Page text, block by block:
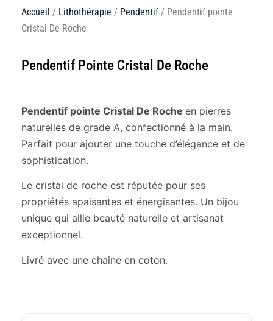
Accueil / Lithothérapie / Pendentif / Pendentif pointe
Cristal De Roche
Pendentif Pointe Cristal De Roche
Pendentif pointe Cristal De Roche en pierres
naturelles de grade A, confectionné à la main.
Parfait pour ajouter une touche d’élégance et de
sophistication.
Le cristal de roche est réputée pour ses
propriétés apaisantes et énergisantes. Un bijou
unique qui allie beauté naturelle et artisanat
exceptionnel.
Livré avec une chaine en coton.